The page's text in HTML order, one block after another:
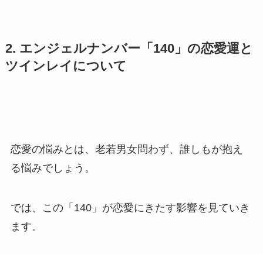
2. エンジェルナンバー「140」の恋愛運と
ツインレイについて
恋愛の悩みとは、老若男女問わず、誰しもが抱え
る悩みでしょう。
では、この「140」が恋愛にきたす影響を見ていき
ます。